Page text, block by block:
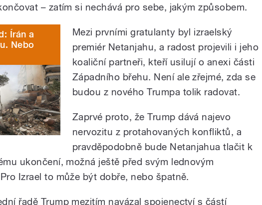
– zatím si nechává pro sebe, jakým způsobem.
Írán a
Nebo
Mezi prvními gratulanty byl izraelský
premiér Netanjahu, a radost projevili i jeho
koaliční partneři, kteří usilují o anexi části
Západního břehu. Není ale zřejmé, zda se
budou z nového Trumpa tolik radovat.
Zaprvé proto, že Trump dává najevo
nervozitu z protahovaných konfliktů, a
pravděpodobně bude Netanjahua tlačit k
ukončení, možná ještě před svým lednovým
Izrael to může být dobře, nebo špatně.
řadě Trump mezitím navázal spojenectví s částí